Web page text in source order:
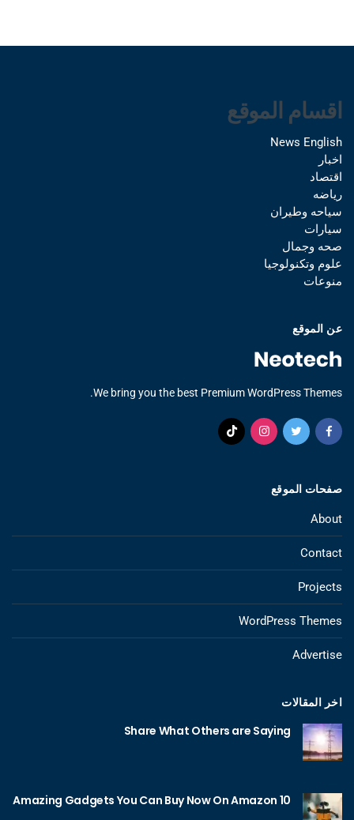
اقسام الموقع
News English
اخبار
اقتصاد
رياضه
سياحه وطيران
سيارات
صحه وجمال
علوم وتكنولوجيا
منوعات
عن الموقع
We bring you the best Premium WordPress Themes.
صفحات الموقع
About
Contact
Projects
WordPress Themes
Advertise
اخر المقالات
Share What Others are Saying
10 Amazing Gadgets You Can Buy Now On Amazon